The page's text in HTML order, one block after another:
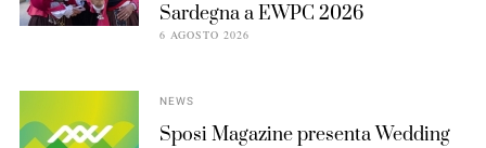
Sardegna a EWPC 2026
6 AGOSTO 2026
NEWS
Sposi Magazine presenta Wedding